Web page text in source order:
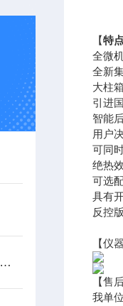
微量一氧化碳和二氧化碳的气相色谱快速分析
【特
全微
全新
大柱
引进
智能
用户
可同
绝热
可选
具有
反控
【仪
【售
我单